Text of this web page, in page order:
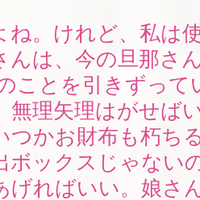
ね。けれど、私は
んは、今の旦那さ
ことを引きずって
無理矢理はがせば
つかお財布も朽ち
ボックスじゃない
げればいい。娘さ